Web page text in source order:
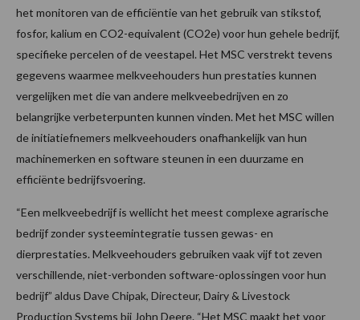
het monitoren van de efficiëntie van het gebruik van stikstof,
fosfor, kalium en CO2-equivalent (CO2e) voor hun gehele bedrijf,
specifieke percelen of de veestapel. Het MSC verstrekt tevens
gegevens waarmee melkveehouders hun prestaties kunnen
vergelijken met die van andere melkveebedrijven en zo
belangrijke verbeterpunten kunnen vinden. Met het MSC willen
de initiatiefnemers melkveehouders onafhankelijk van hun
machinemerken en software steunen in een duurzame en
efficiënte bedrijfsvoering.
“Een melkveebedrijf is wellicht het meest complexe agrarische
bedrijf zonder systeemintegratie tussen gewas- en
dierprestaties​. Melkveehouders gebruiken vaak vijf tot zeven
verschillende, niet-verbonden software-oplossingen voor hun
bedrijf” aldus Dave Chipak, Directeur, Dairy & Livestock
Production Systems bij John Deere. “Het MSC maakt het voor